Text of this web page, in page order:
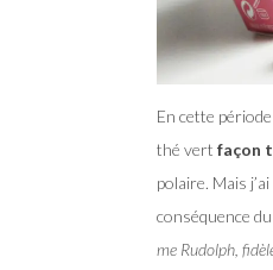
En cette
thé vert façon
polaire. Mais
conséquence
me Rudolph,